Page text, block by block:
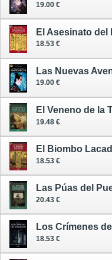
19.00 €
18.53 €
Las Nuevas
19.00 €
El Veneno de la
19.48 €
El Biombo
18.53 €
Las Púas del
20.43 €
Los Crímenes
18.53 €